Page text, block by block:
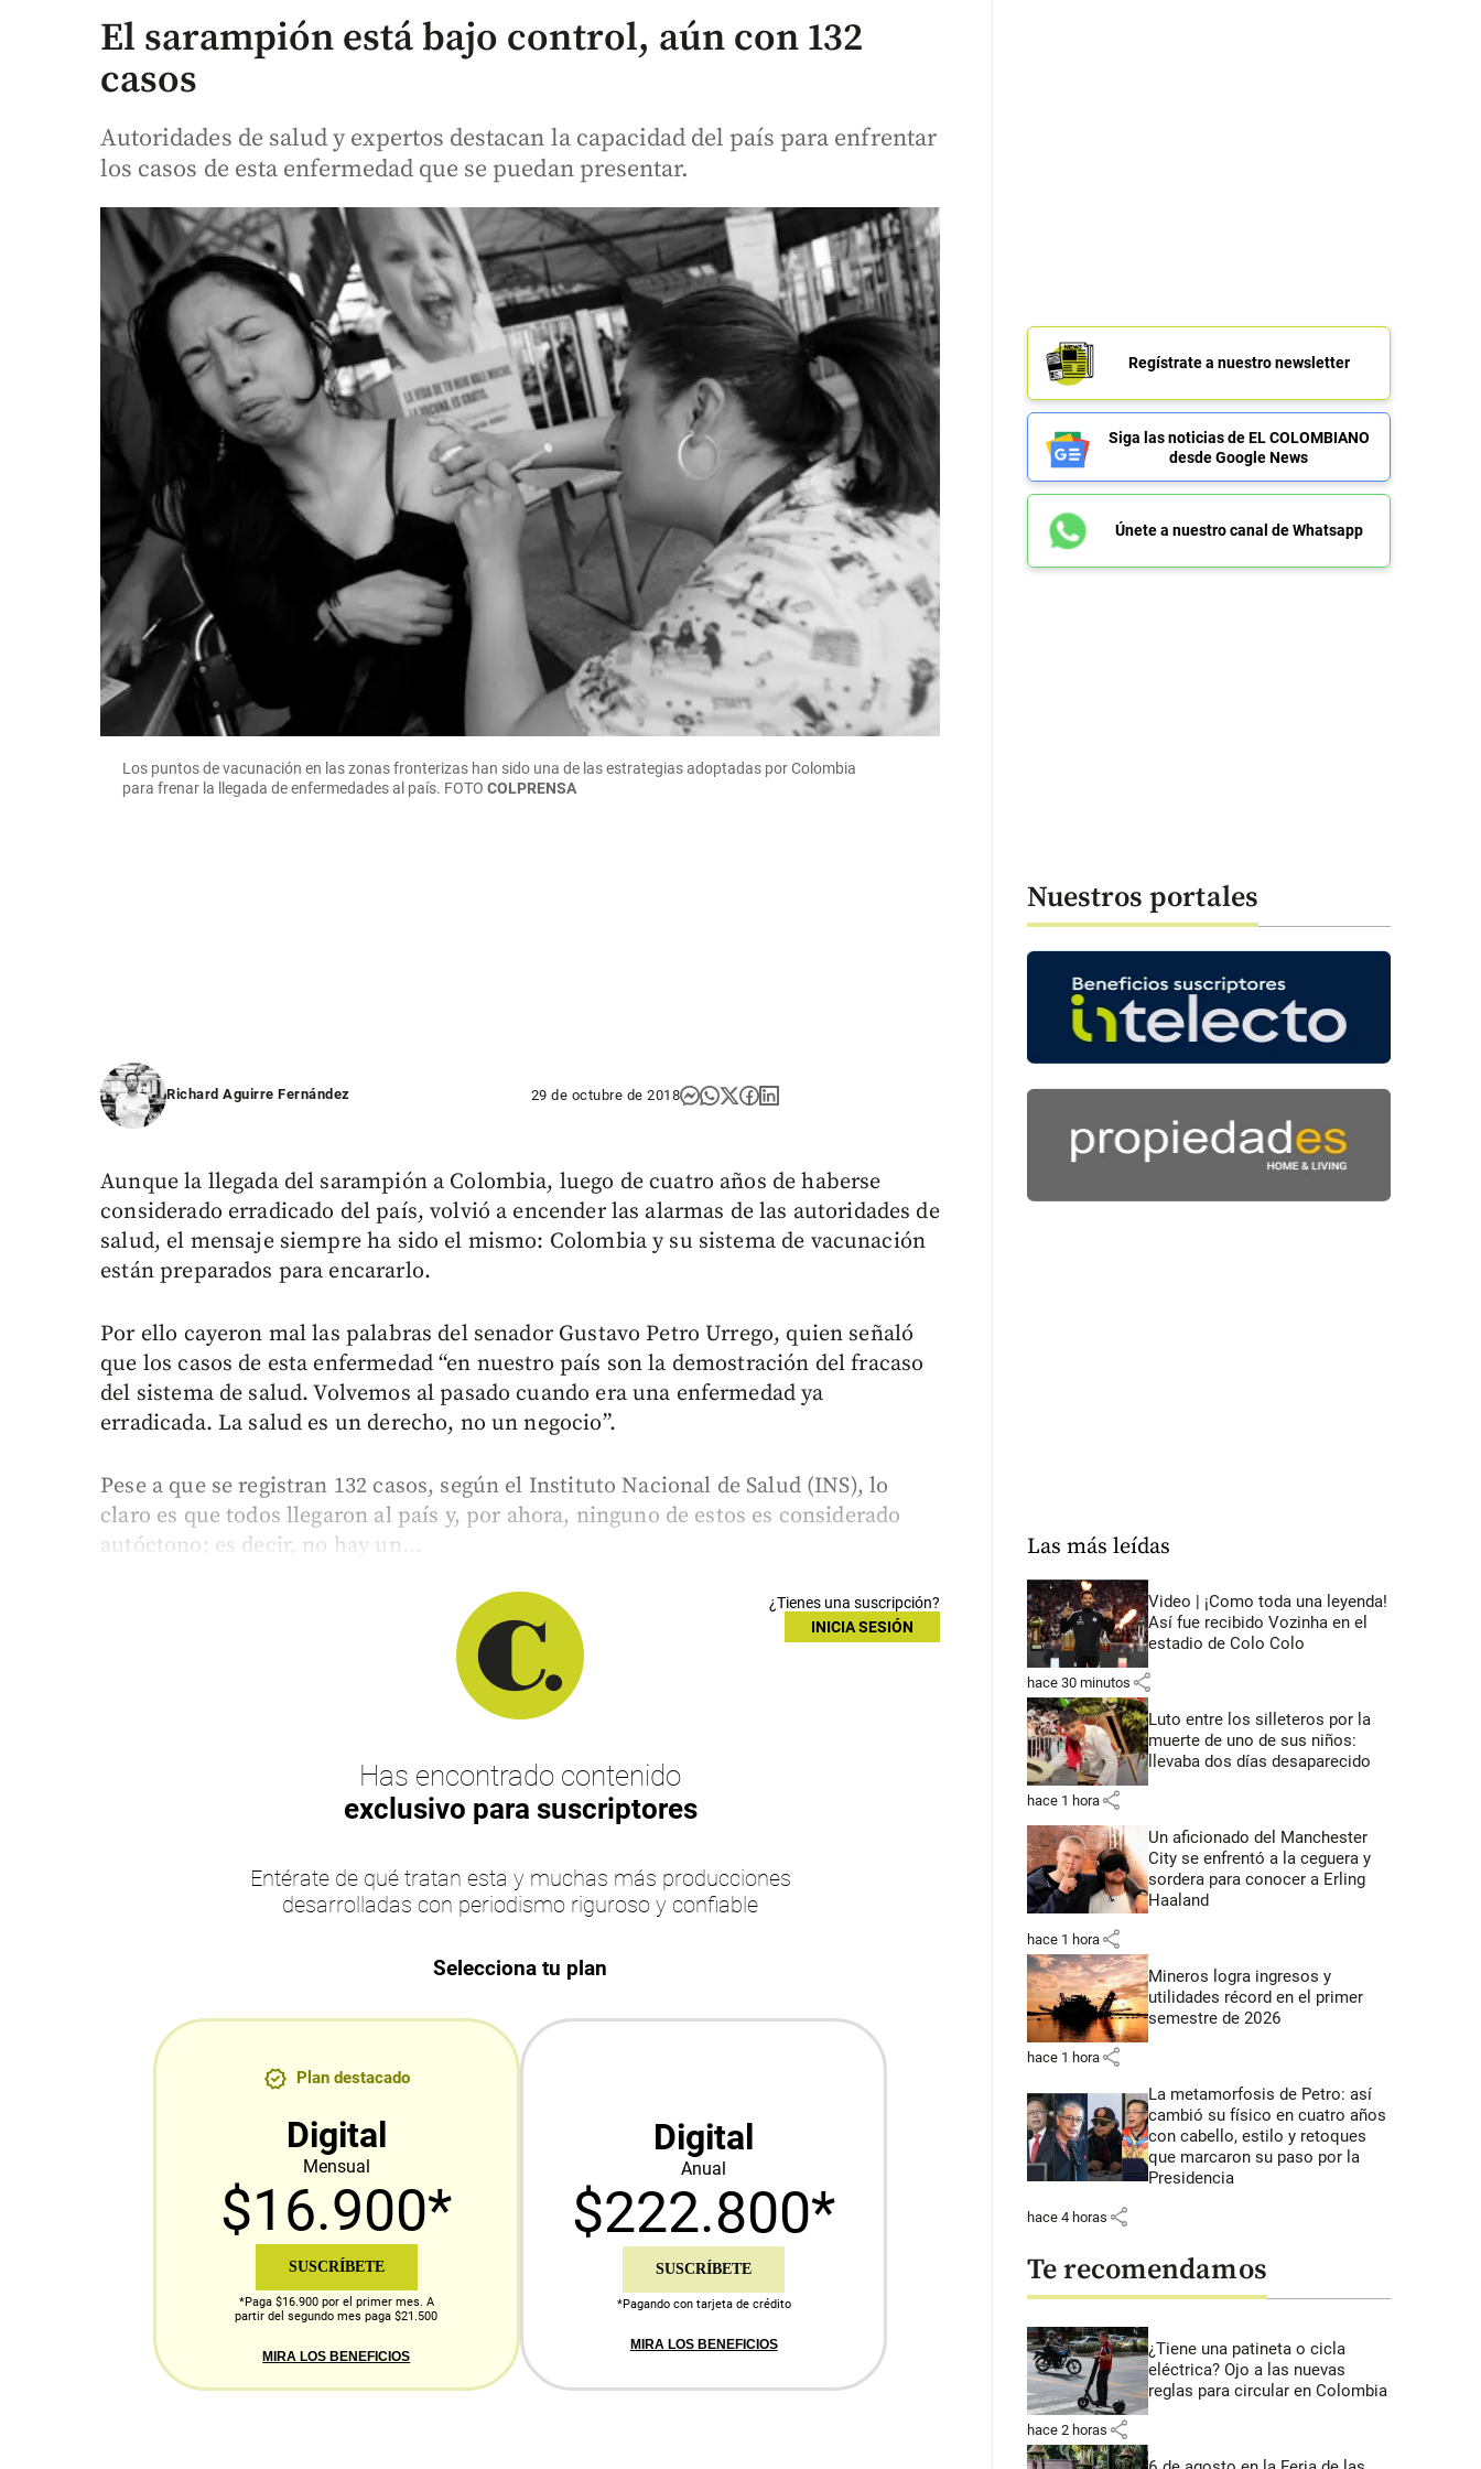
El sarampión está bajo control, aún con 132
casos
Autoridades de salud y expertos destacan la capacidad del país para enfrentar
los casos de esta enfermedad que se puedan presentar.
Los puntos de vacunación en las zonas fronterizas han sido una de las estrategias adoptadas por Colombia
para frenar la llegada de enfermedades al país. FOTOCOLPRENSA
Richard Aguirre Fernández 29 de octubre de 2018
Aunque la llegada del sarampión a Colombia, luego de cuatro años de haberse
considerado erradicado del país, volvió a encender las alarmas de las autoridades de
salud, el mensaje siempre ha sido el mismo: Colombia y su sistema de vacunación
están preparados para encararlo.
Por ello cayeron mal las palabras del senador Gustavo Petro Urrego, quien señaló
que los casos de esta enfermedad “en nuestro país son la demostración del fracaso
del sistema de salud. Volvemos al pasado cuando era una enfermedad ya
erradicada. La salud es un derecho, no un negocio”.
Pese a que se registran 132 casos, según el Instituto Nacional de Salud (INS), lo
claro es que todos llegaron al país y, por ahora, ninguno de estos es considerado
autóctono; es decir, no hay un...
¿Tienes una suscripción?
INICIA SESIÓN
Has encontrado contenido
exclusivo para suscriptores
Entérate de qué tratan esta y muchas más producciones
desarrolladas con periodismo riguroso y confiable
Selecciona tu plan
Plan destacado
Digital
Mensual
$16.900*
SUSCRÍBETE
*Paga $16.900 por el primer mes. A
partir del segundo mes paga $21.500
MIRA LOS BENEFICIOS
Digital
Anual
$222.800*
SUSCRÍBETE
*Pagando con tarjeta de crédito
MIRA LOS BENEFICIOS
Regístrate a nuestro newsletter
Siga las noticias de EL COLOMBIANO
desde Google News
Únete a nuestro canal de Whatsapp
Nuestros portales
Las más leídas
Video | ¡Como toda una leyenda!
Así fue recibido Vozinha en el
estadio de Colo Colo
hace 30 minutos share
Luto entre los silleteros por la
muerte de uno de sus niños:
llevaba dos días desaparecido
hace 1 hora share
Un aficionado del Manchester
City se enfrentó a la ceguera y
sordera para conocer a Erling
Haaland
hace 1 hora share
Mineros logra ingresos y
utilidades récord en el primer
semestre de 2026
hace 1 hora share
La metamorfosis de Petro: así
cambió su físico en cuatro años
con cabello, estilo y retoques
que marcaron su paso por la
Presidencia
hace 4 horas share
Te recomendamos
¿Tiene una patineta o cicla
eléctrica? Ojo a las nuevas
reglas para circular en Colombia
hace 2 horas share